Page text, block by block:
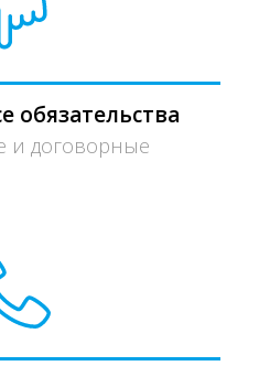
обязательства
и договорные